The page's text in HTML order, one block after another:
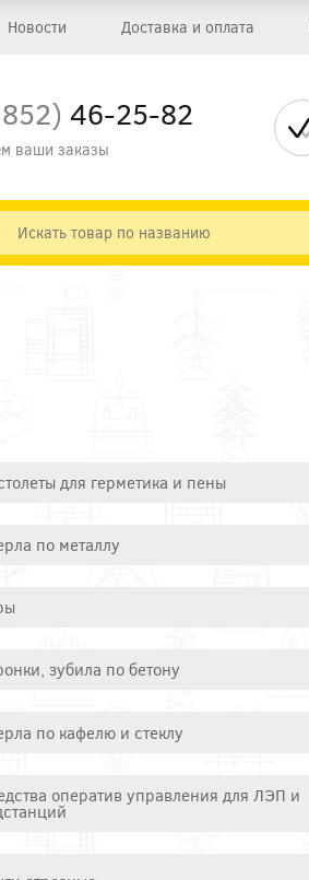
Новости Доставка и оплата
46-25-82
ваши заказы
для герметика и пены
по металлу
зубила по бетону
по кафелю и стеклу
оператив управления для ЛЭП и